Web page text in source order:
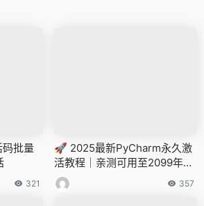
码批量
321
🚀 2025最新PyCharm永久激
活教程｜亲测可用至2099年的
破解方案（附激活码）
357